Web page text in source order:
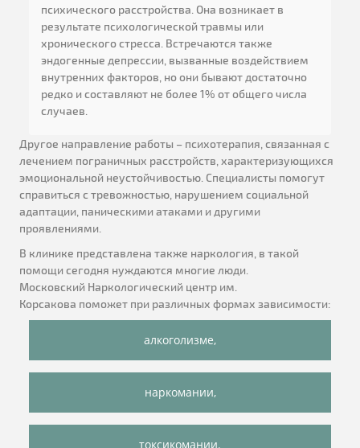
психического расстройства. Она возникает в
результате психологической травмы или
хронического стресса. Встречаются также
эндогенные депрессии, вызванные воздействием
внутренних факторов, но они бывают достаточно
редко и составляют не более 1% от общего числа
случаев.
Другое направление работы – психотерапия, связанная с
лечением пограничных расстройств, характеризующихся
эмоциональной неустойчивостью. Специалисты помогут
справиться с тревожностью, нарушением социальной
адаптации, паническими атаками и другими
проявлениями.
В клинике представлена также наркология, в такой
помощи сегодня нуждаются многие люди.
Московский Наркологический центр им.
Корсакова поможет при различных формах зависимости:
алкоголизме,
наркомании,
токсикомании.